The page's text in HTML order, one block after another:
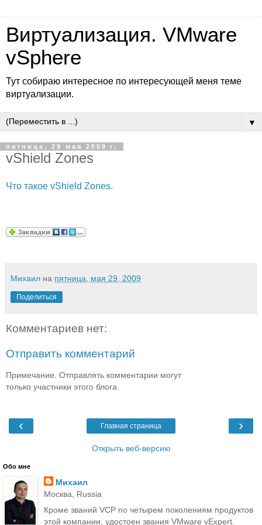
Виртуализация. VMware
vSphere
Тут собираю интересное по интересующей меня теме
виртуализации.
▼
пятница, 29 мая 2009 г.
vShield Zones
Что такое vShield Zones.
Михаил на пятница, мая 29, 2009
Поделиться
Комментариев нет:
Отправить комментарий
Примечание. Отправлять комментарии могут
только участники этого блога.
‹ ›
Главная страница
Открыть веб-версию
Обо мне
Михаил
Москва, Russia
Кроме званий VCP по четырем поколениям продуктов
этой компании, удостоен звания VMware vExpert.